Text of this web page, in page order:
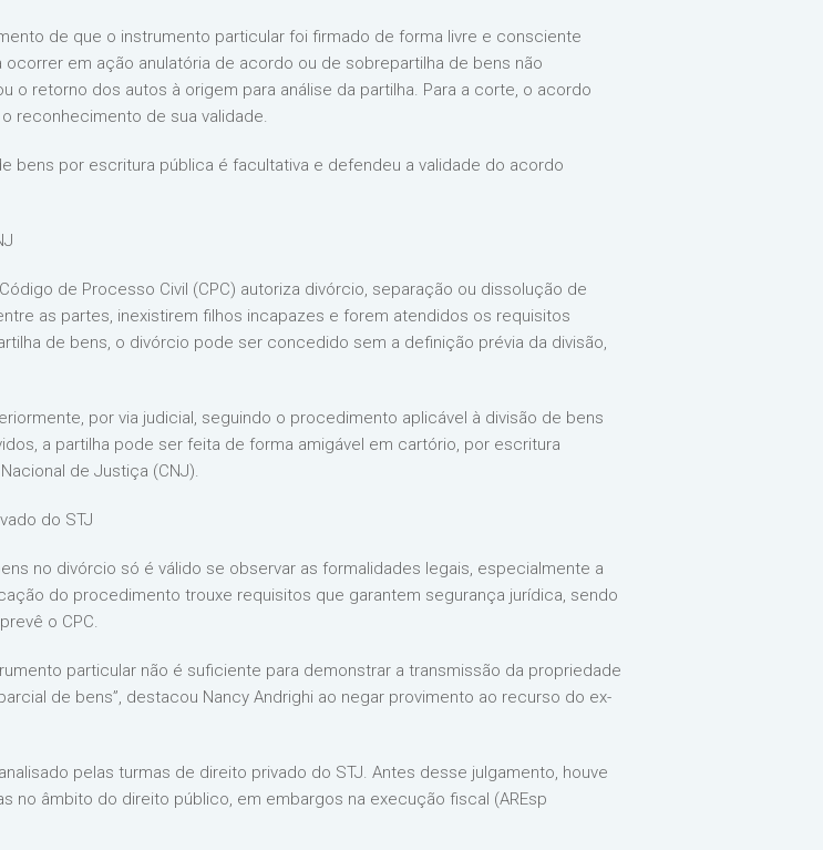
de que o instrumento particular foi firmado de forma livre e consciente
em ação anulatória de acordo ou de sobrepartilha de bens não
o retorno dos autos à origem para análise da partilha. Para a corte, o acordo
reconhecimento de sua validade.
bens por escritura pública é facultativa e defendeu a validade do acordo
de Processo Civil (CPC) autoriza divórcio, separação ou dissolução de
as partes, inexistirem filhos incapazes e forem atendidos os requisitos
de bens, o divórcio pode ser concedido sem a definição prévia da divisão,
por via judicial, seguindo o procedimento aplicável à divisão de bens
a partilha pode ser feita de forma amigável em cartório, por escritura
de Justiça (CNJ).
do STJ
no divórcio só é válido se observar as formalidades legais, especialmente a
do procedimento trouxe requisitos que garantem segurança jurídica, sendo
o CPC.
particular não é suficiente para demonstrar a transmissão da propriedade
de bens”, destacou Nancy Andrighi ao negar provimento ao recurso do ex-
pelas turmas de direito privado do STJ. Antes desse julgamento, houve
no âmbito do direito público, em embargos na execução fiscal (AREsp